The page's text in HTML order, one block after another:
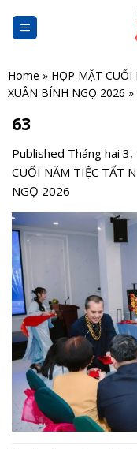
Home » HỌP MẶT
XUÂN BÍNH NGỌ 2026 »
63
Published Tháng hai
CUỐI NĂM TIỆC TẤT
NGỌ 2026